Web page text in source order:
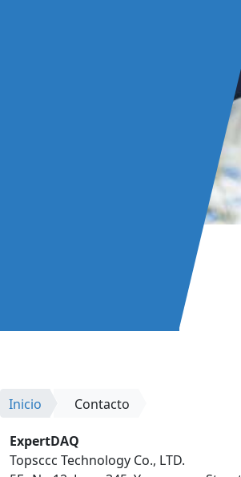
Inicio Contacto
ExpertDAQ
Topsccc Technology Co., LTD.